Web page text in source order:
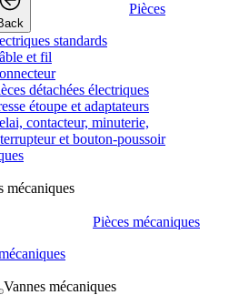
Pièces
standards
et fil
détachées électriques
étoupe et adaptateurs
contacteur, minuterie,
et bouton-poussoir
mécaniques
Pièces mécaniques
Vannes mécaniques